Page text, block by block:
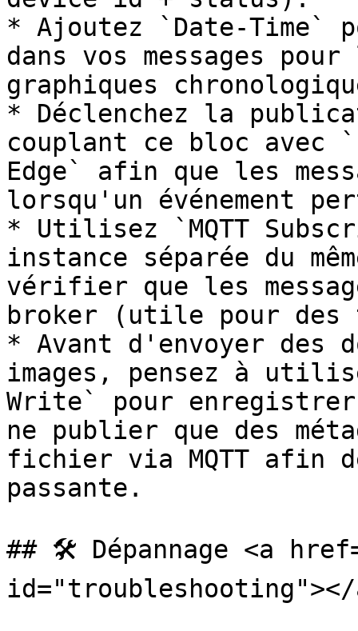
* Ajoutez `Date-Time`
dans vos messages
graphiques
* Déclenchez la
couplant ce bloc avec
Edge` afin que les
lorsqu'un événement
* Utilisez `MQTT
instance séparée du
vérifier que les
broker (utile pour des
* Avant d'envoyer des
images, pensez à
Write` pour
ne publier que des
fichier via MQTT afin
passante.
## 🛠️ Dépannage <a
id="troubleshooting"></